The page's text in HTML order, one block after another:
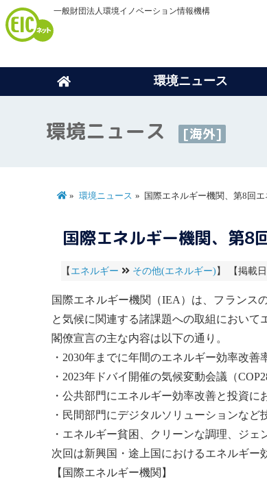
一般財団法人環境イノベーション情報機構
環境ニュース
環境ニュース [海外]
環境ニュース 国際エネルギー機関、第8回
国際エネルギー機関、第8
【 エネルギー その他(エネルギー) 】 【掲載
国際エネルギー機関
（IEA）は、フランス
と気候に関連する諸課題への取組において
閣僚宣言の主な内容は以下の通り。
・2030年までに年間のエネルギー効率改
・2023年ドバイ開催の気候変動会議（
・公共部門にエネルギー効率改善と投資
・民間部門にデジタルソリューションな
・エネルギー貧困、クリーンな調理、ジ
次回は新興国・途上国 におけるエネルギー
【 国際エネルギー機関 】